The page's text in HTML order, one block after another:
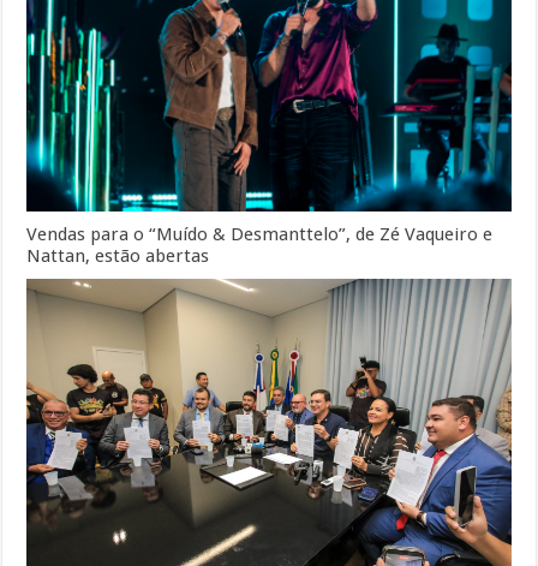
Vendas para o “Muído & Desmanttelo”, de Zé Vaqueiro e
Nattan, estão abertas